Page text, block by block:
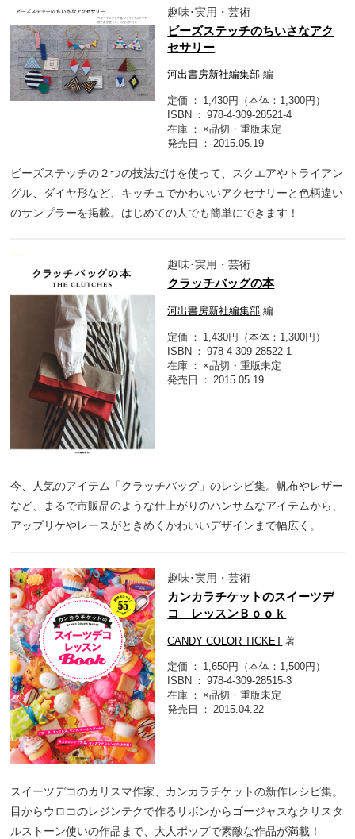
趣味･実用・芸術
ビーズステッチのちいさなアク
セサリー
河出書房新社編集部 編
定価
1,430円（本体：1,300円）
ISBN
978-4-309-28521-4
在庫
×品切・重版未定
発売日
2015.05.19
ビーズステッチの２つの技法だけを使って、スクエアやトライアン
グル、ダイヤ形など、キッチュでかわいいアクセサリーと色柄違い
のサンプラーを掲載。はじめての人でも簡単にできます！
趣味･実用・芸術
クラッチバッグの本
河出書房新社編集部 編
定価
1,430円（本体：1,300円）
ISBN
978-4-309-28522-1
在庫
×品切・重版未定
発売日
2015.05.19
今、人気のアイテム「クラッチバッグ」のレシピ集。帆布やレザー
など、まるで市販品のような仕上がりのハンサムなアイテムから、
アップリケやレースがときめくかわいいデザインまで幅広く。
趣味･実用・芸術
カンカラチケットのスイーツデ
コ レッスンＢｏｏｋ
CANDY COLOR TICKET 著
定価
1,650円（本体：1,500円）
ISBN
978-4-309-28515-3
在庫
×品切・重版未定
発売日
2015.04.22
スイーツデコのカリスマ作家、カンカラチケットの新作レシピ集。
目からウロコのレジンテクで作るリボンからゴージャスなクリスタ
ルストーン使いの作品まで、大人ポップで素敵な作品が満載！